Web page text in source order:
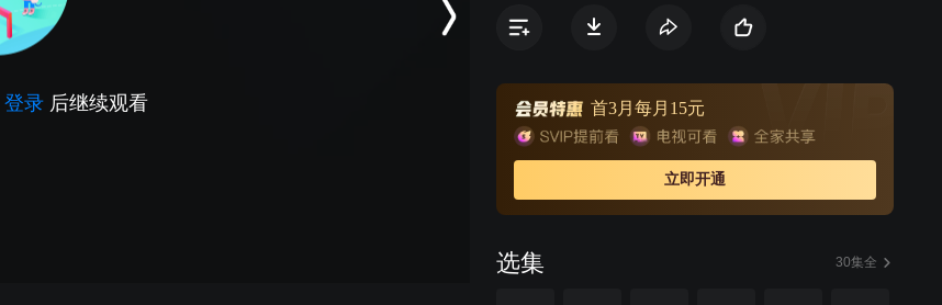
登录 后继续观看
明就里的刑警卲长水把怀疑的目光投向了卧底的劳爷。盛
长水跟他配合起来各种摩擦，待案件刚有头绪，长水接到
调离命令，他认为这是劳爷从中作梗。鉴于纪律，劳爷不
置可否。 两个月后，长水返回盛唐。一个突如其来的电话
唤走了劳爷，20分钟后，劳爷死于车祸。临终前，他在长
水的手心写下了“谋杀”。
首3月每月15元
立即开通
选集 30集全